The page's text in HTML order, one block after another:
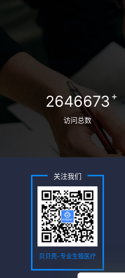
2646673 +
访问总数
关注我们
贝贝壳-专业生殖医疗
服务